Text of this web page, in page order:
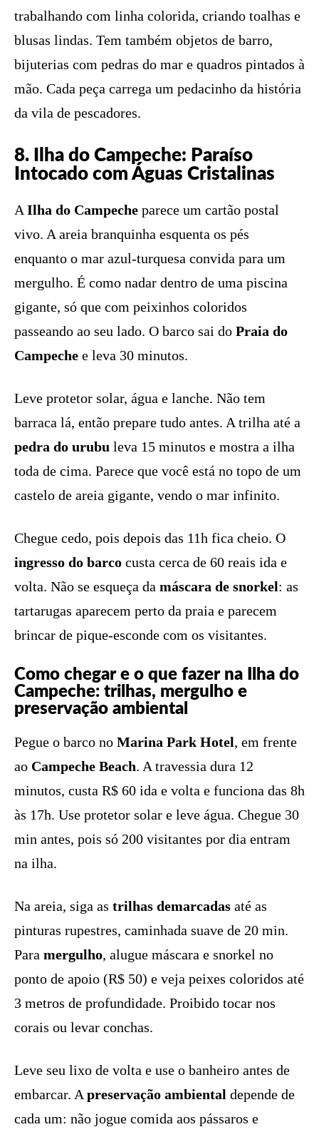
trabalhando com linha colorida, criando toalhas e
blusas lindas. Tem também objetos de barro,
bijuterias com pedras do mar e quadros pintados à
mão. Cada peça carrega um pedacinho da história
da vila de pescadores.
8. Ilha do Campeche: Paraíso
Intocado com Águas Cristalinas
A Ilha do Campeche parece um cartão postal
vivo. A areia branquinha esquenta os pés
enquanto o mar azul-turquesa convida para um
mergulho. É como nadar dentro de uma piscina
gigante, só que com peixinhos coloridos
passeando ao seu lado. O barco sai do Praia do
Campeche e leva 30 minutos.
Leve protetor solar, água e lanche. Não tem
barraca lá, então prepare tudo antes. A trilha até a
pedra do urubu leva 15 minutos e mostra a ilha
toda de cima. Parece que você está no topo de um
castelo de areia gigante, vendo o mar infinito.
Chegue cedo, pois depois das 11h fica cheio. O
ingresso do barco custa cerca de 60 reais ida e
volta. Não se esqueça da máscara de snorkel: as
tartarugas aparecem perto da praia e parecem
brincar de pique-esconde com os visitantes.
Como chegar e o que fazer na Ilha do
Campeche: trilhas, mergulho e
preservação ambiental
Pegue o barco no Marina Park Hotel, em frente
ao Campeche Beach. A travessia dura 12
minutos, custa R$ 60 ida e volta e funciona das 8h
às 17h. Use protetor solar e leve água. Chegue 30
min antes, pois só 200 visitantes por dia entram
na ilha.
Na areia, siga as trilhas demarcadas até as
pinturas rupestres, caminhada suave de 20 min.
Para mergulho, alugue máscara e snorkel no
ponto de apoio (R$ 50) e veja peixes coloridos até
3 metros de profundidade. Proibido tocar nos
corais ou levar conchas.
Leve seu lixo de volta e use o banheiro antes de
embarcar. A preservação ambiental depende de
cada um: não jogue comida aos pássaros e